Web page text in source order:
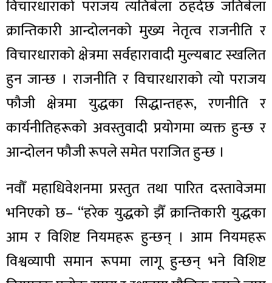
विचारधाराको पराजय त्यतिबेला ठहर्दछ जतिबेला
क्रान्तिकारी आन्दोलनको मुख्य नेतृत्व राजनीति र
विचारधाराको क्षेत्रमा सर्वहारावादी मुल्यबाट स्खलित
हुन जान्छ । राजनीति र विचारधाराको त्यो पराजय
फौजी क्षेत्रमा युद्धका सिद्धान्तहरू, रणनीति र
कार्यनीतिहरूको अवस्तुवादी प्रयोगमा व्यक्त हुन्छ र
आन्दोलन फौजी रूपले समेत पराजित हुन्छ ।
नवौँ महाधिवेशनमा प्रस्तुत तथा पारित दस्तावेजमा
भनिएको छ– “हरेक युद्धको झैँ क्रान्तिकारी युद्धका
आम र विशिष्ट नियमहरू हुन्छन् । आम नियमहरू
विश्वव्यापी समान रूपमा लागू हुन्छन् भने विशिष्ट